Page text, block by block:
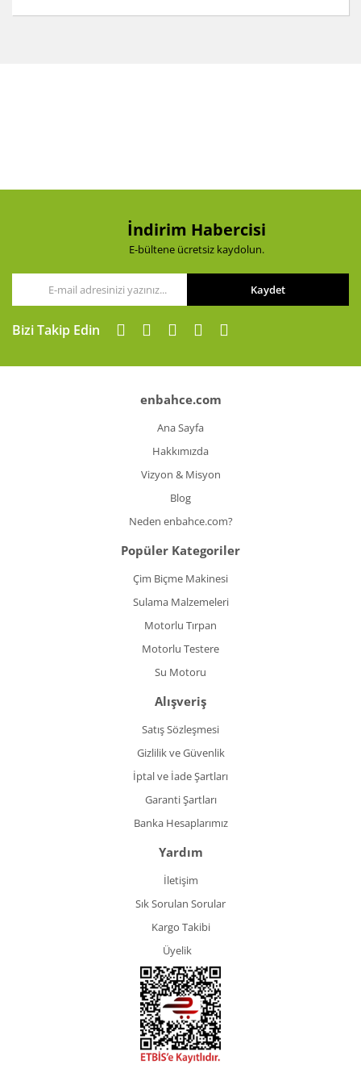
Ürün fiyatı diğer sitelerden daha pahalı.
Gönder
İndirim Habercisi
E-bültene ücretsiz kaydolun.
Kaydet
Bizi Takip Edin
enbahce.com
Ana Sayfa
Hakkımızda
Vizyon & Misyon
Blog
Neden enbahce.com?
Popüler Kategoriler
Çim Biçme Makinesi
Sulama Malzemeleri
Motorlu Tırpan
Motorlu Testere
Su Motoru
Alışveriş
Satış Sözleşmesi
Gizlilik ve Güvenlik
İptal ve İade Şartları
Garanti Şartları
Banka Hesaplarımız
Yardım
İletişim
Sık Sorulan Sorular
Kargo Takibi
Üyelik